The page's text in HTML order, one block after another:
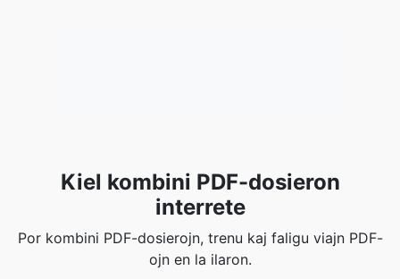
Kiel kombini PDF-dosieron
interrete
Por kombini PDF-dosierojn, trenu kaj faligu viajn PDF-
ojn en la ilaron.